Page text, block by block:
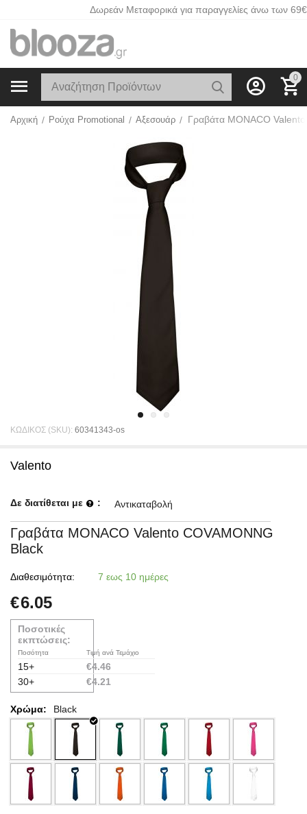
Δωρεάν Μεταφορικά για παραγγελίες άνω των 69€
0
Αρχική / Ρούχα Promotional / Αξεσουάρ /
ΚΩΔΙΚΟΣ (SKU): 60341343-os
Valento
Δε διατίθεται με : Αντικαταβολή
Γραβάτα MONACO Valento COVAMONNG
Black
Διαθεσιμότητα: 7 εως 10 ημέρες
€6.05
Ποσοτικές
εκπτώσεις:
Ποσότητα
15+
30+
Τιμή ανά Τεμάχιο
€4.46
€4.21
Χρώμα: Black